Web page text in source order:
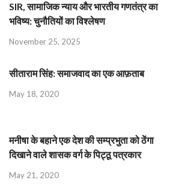
SIR, सामाजिक न्याय और भारतीय गणतंत्र का
भविष्य: चुनौतियों का विश्लेषण
November 25, 2025
सीताराम सिंह: समाजवाद का एक आफ़ताब
May 18, 2020
मनीषा के बहाने एक देश की सम्प्रभुता को ठेंगा
दिखाने वाले शासक वर्ग के पिट्ठू पत्रकार
May 21, 2020